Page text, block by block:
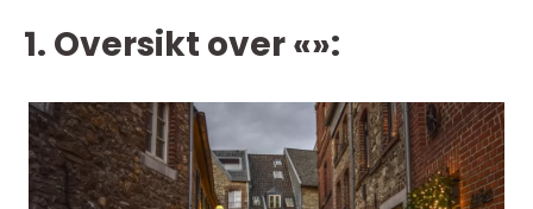
1. Oversikt over «»: